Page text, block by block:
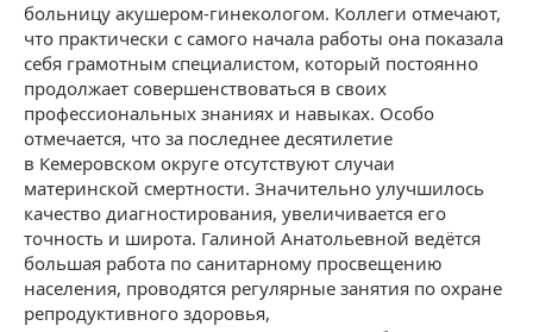
больницу акушером-гинекологом. Коллеги отмечают,
что практически с самого начала работы она показала
себя грамотным специалистом, который постоянно
продолжает совершенствоваться в своих
профессиональных знаниях и навыках. Особо
отмечается, что за последнее десятилетие
в Кемеровском округе отсутствуют случаи
материнской смертности. Значительно улучшилось
качество диагностирования, увеличивается его
точность и широта. Галиной Анатольевной ведётся
большая работа по санитарному просвещению
населения, проводятся регулярные занятия по охране
репродуктивного здоровья,